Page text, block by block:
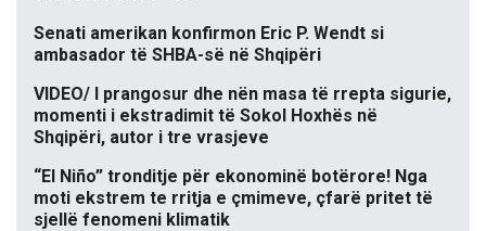
Senati amerikan konfirmon Eric P. Wendt si
ambasador të SHBA-së në Shqipëri
VIDEO/ I prangosur dhe nën masa të rrepta sigurie,
momenti i ekstradimit të Sokol Hoxhës në
Shqipëri, autor i tre vrasjeve
“El Niño” tronditje për ekonominë botërore! Nga
moti ekstrem te rritja e çmimeve, çfarë pritet të
sjellë fenomeni klimatik